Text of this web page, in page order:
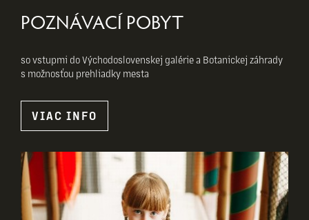
POZNÁVACÍ POBYT
so vstupmi do Východoslovenskej galérie a Botanickej záhrady
s možnosťou prehliadky mesta
VIAC INFO